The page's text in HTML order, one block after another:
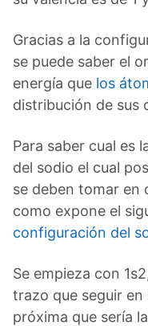
Gracias a la
se puede saber el
energía que los
distribución de sus
Para saber cual es
del sodio el cual
se deben tomar en
como expone el
configuración del
Se empieza con
trazo que seguir en
próxima que sería